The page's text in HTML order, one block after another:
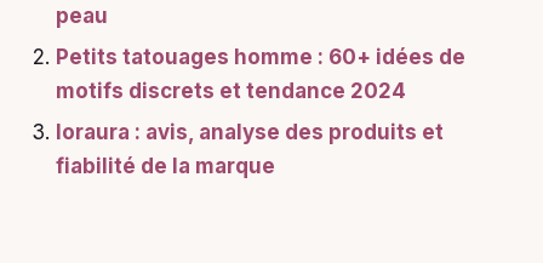
peau
Petits tatouages homme : 60+ idées de
motifs discrets et tendance 2024
loraura : avis, analyse des produits et
fiabilité de la marque